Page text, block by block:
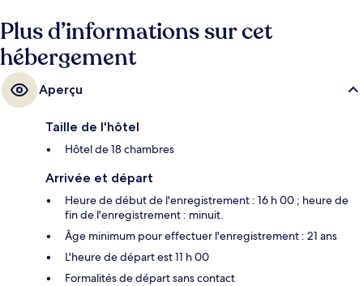
voyageurs. L'hébergement se situe à une très courte distance à pied
des transports publics : Arrêt de tram University of Baltimore - Mount
Royal se trouve à 12 min et Station de métro State Center-Cultural
Center, à 14 min.
Plus d’informations sur cet
hébergement
Aperçu
Taille de l'hôtel
Hôtel de 18 chambres
Arrivée et départ
Heure de début de l'enregistrement : 16 h 00 ; heure de
fin de l'enregistrement : minuit.
Âge minimum pour effectuer l'enregistrement : 21 ans
L'heure de départ est 11 h 00
Formalités de départ sans contact